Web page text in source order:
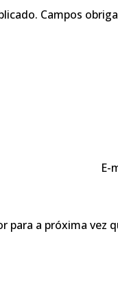
Campos
E-
para a próxima vez